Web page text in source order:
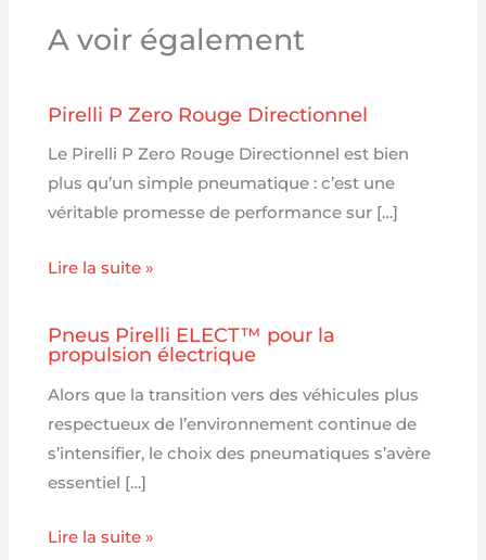
A voir également
Pirelli P Zero Rouge Directionnel
Le Pirelli P Zero Rouge Directionnel est bien
plus qu’un simple pneumatique : c’est une
véritable promesse de performance sur […]
Lire la suite »
Pneus Pirelli ELECT™ pour la
propulsion électrique
Alors que la transition vers des véhicules plus
respectueux de l’environnement continue de
s’intensifier, le choix des pneumatiques s’avère
essentiel […]
Lire la suite »